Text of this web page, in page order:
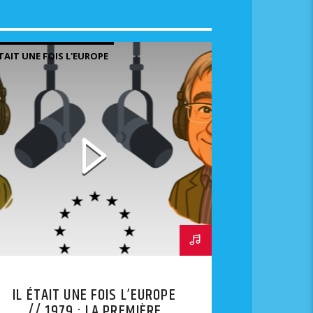
UNE FOIS L'EUROPE
IL ÉTAIT UNE FOIS L’EUROPE